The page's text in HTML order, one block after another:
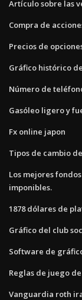
Artículo sobre las
Compra de
Precios de
Gráfico histórico
Número de
Gasóleo ligero y
Fx online japon
Tipos de cambio
Los mejores
imponibles.
1878 dólares de
Gráfico del club
Software de
Reglas de juego
Vanguardia roth